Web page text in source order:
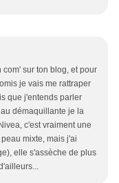
sur ton blog, et pour
je vais me rattraper
que j'entends parler
démaquillante je la
c'est vraiment une
mixte, mais j'ai
elle s'assèche de plus